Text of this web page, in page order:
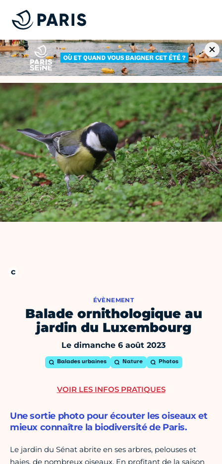
ÉVÈNEMENT
Balade ornithologique au
jardin du Luxembourg
Le dimanche 6 août 2023
Balades urbaines Nature Photos
Une sortie photo pour écouter les oiseaux et
mieux connaître la biodiversité de Paris.
Le jardin du Sénat abrite en ses arbres, pelouses et
haies, de nombreux oiseaux. En profitant de la saison
VOIR LES INFOS PRATIQUES